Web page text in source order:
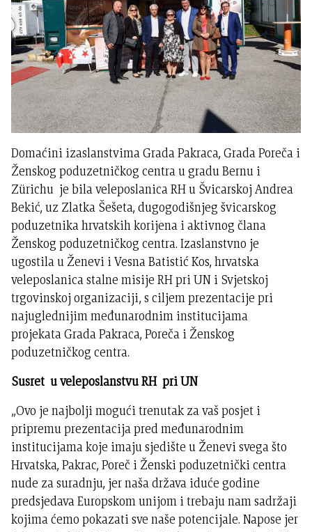
Domaćini izaslanstvima Grada Pakraca, Grada Poreča i
Ženskog poduzetničkog centra u gradu Bernu i
Zürichu je bila veleposlanica RH u Švicarskoj Andrea
Bekić, uz Zlatka Šešeta, dugogodišnjeg švicarskog
poduzetnika hrvatskih korijena i aktivnog člana
Ženskog poduzetničkog centra. Izaslanstvno je
ugostila u Ženevi i Vesna Batistić Kos, hrvatska
veleposlanica stalne misije RH pri UN i Svjetskoj
trgovinskoj organizaciji, s ciljem prezentacije pri
najuglednijim međunarodnim institucijama
projekata Grada Pakraca, Poreča i Ženskog
poduzetničkog centra.
Susret u veleposlanstvu RH pri UN
„Ovo je najbolji mogući trenutak za vaš posjet i
pripremu prezentacija pred međunarodnim
institucijama koje imaju sjedište u Ženevi svega što
Hrvatska, Pakrac, Poreč i Ženski poduzetnički centra
nude za suradnju, jer naša država iduće godine
predsjedava Europskom unijom i trebaju nam sadržaji
kojima ćemo pokazati sve naše potencijale. Napose jer